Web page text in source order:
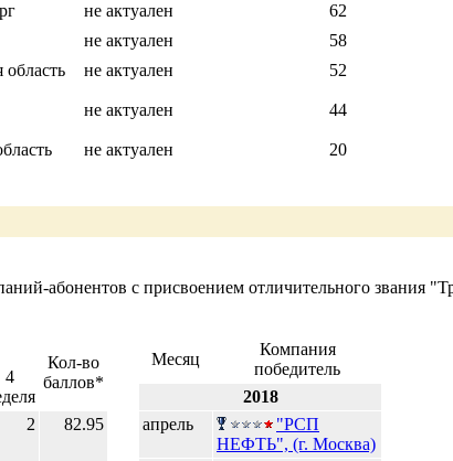
не актуален
62
не актуален
58
не актуален 52
не актуален 44
не актуален 20
абонентов с присвоением отличительного звания
Кол-во
баллов*
4
2 82.95
Месяц
Компания
победитель
2018
апрель
"РСП
НЕФТЬ", (г. Москва)